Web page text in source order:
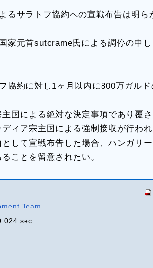
るサラトフ協約への宣戦布告は明
家元首sutorame氏による調停の申し
協約に対し1ヶ月以内に800万ガルド
国による絶対な決定事項であり覆さ
ィア宗主国による強制接収が行われ
して宣戦布告した場合、ハンガリ
ことを留意されたい。
Team.
sec.